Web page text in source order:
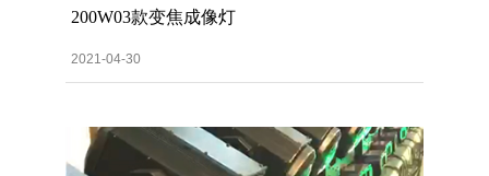
200W03款变焦成像灯
2021-04-30